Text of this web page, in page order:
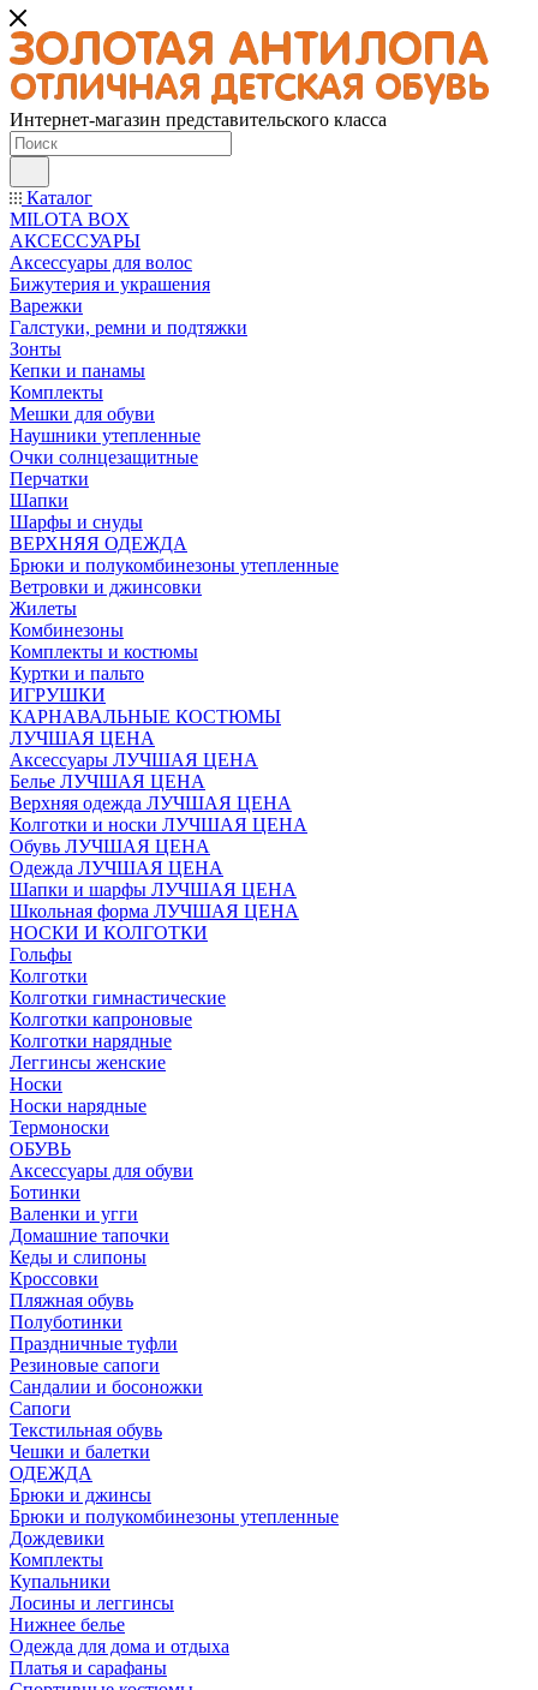
Интернет-магазин представительского класса
Каталог
MILOTA BOX
АКСЕССУАРЫ
Аксессуары для волос
Бижутерия и украшения
Варежки
Галстуки, ремни и подтяжки
Зонты
Кепки и панамы
Комплекты
Мешки для обуви
Наушники утепленные
Очки солнцезащитные
Перчатки
Шапки
Шарфы и снуды
ВЕРХНЯЯ ОДЕЖДА
Брюки и полукомбинезоны утепленные
Ветровки и джинсовки
Жилеты
Комбинезоны
Комплекты и костюмы
Куртки и пальто
ИГРУШКИ
КАРНАВАЛЬНЫЕ КОСТЮМЫ
ЛУЧШАЯ ЦЕНА
Аксессуары ЛУЧШАЯ ЦЕНА
Белье ЛУЧШАЯ ЦЕНА
Верхняя одежда ЛУЧШАЯ ЦЕНА
Колготки и носки ЛУЧШАЯ ЦЕНА
Обувь ЛУЧШАЯ ЦЕНА
Одежда ЛУЧШАЯ ЦЕНА
Шапки и шарфы ЛУЧШАЯ ЦЕНА
Школьная форма ЛУЧШАЯ ЦЕНА
НОСКИ И КОЛГОТКИ
Гольфы
Колготки
Колготки гимнастические
Колготки капроновые
Колготки нарядные
Леггинсы женские
Носки
Носки нарядные
Термоноски
ОБУВЬ
Аксессуары для обуви
Ботинки
Валенки и угги
Домашние тапочки
Кеды и слипоны
Кроссовки
Пляжная обувь
Полуботинки
Праздничные туфли
Резиновые сапоги
Сандалии и босоножки
Сапоги
Текстильная обувь
Чешки и балетки
ОДЕЖДА
Брюки и джинсы
Брюки и полукомбинезоны утепленные
Дождевики
Комплекты
Купальники
Лосины и леггинсы
Нижнее белье
Одежда для дома и отдыха
Платья и сарафаны